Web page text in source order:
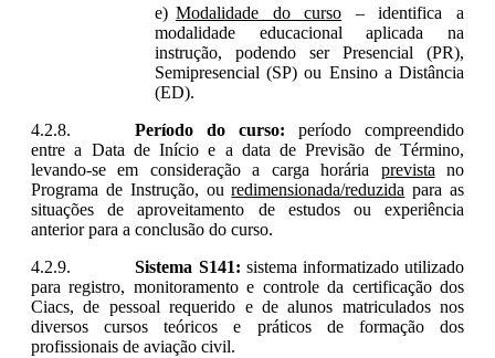
Modalidade do curso – identifica a
modalidade educacional aplicada na
instrução, podendo ser Presencial (PR),
Semipresencial (SP) ou Ensino a Distância
(ED).
Período do curso: período compreendido
entre a Data de Início e a data de Previsão de Término,
levando-se em consideração a carga horária previstano
Programa de Instrução, ouredimensionada/reduzida para as
situações de aproveitamento de estudos ou experiência
anterior para a conclusão do curso.
Sistema S141: sistema informatizado utilizado
para registro, monitoramento e controle da certificação dos
Ciacs, de pessoal requerido e de alunos matriculados nos
diversos cursos teóricos e práticos de formação dos
profissionais de aviação civil.